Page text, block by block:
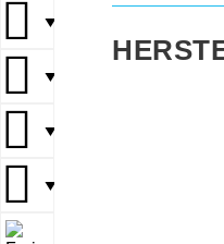
▼
▼
▼
▼